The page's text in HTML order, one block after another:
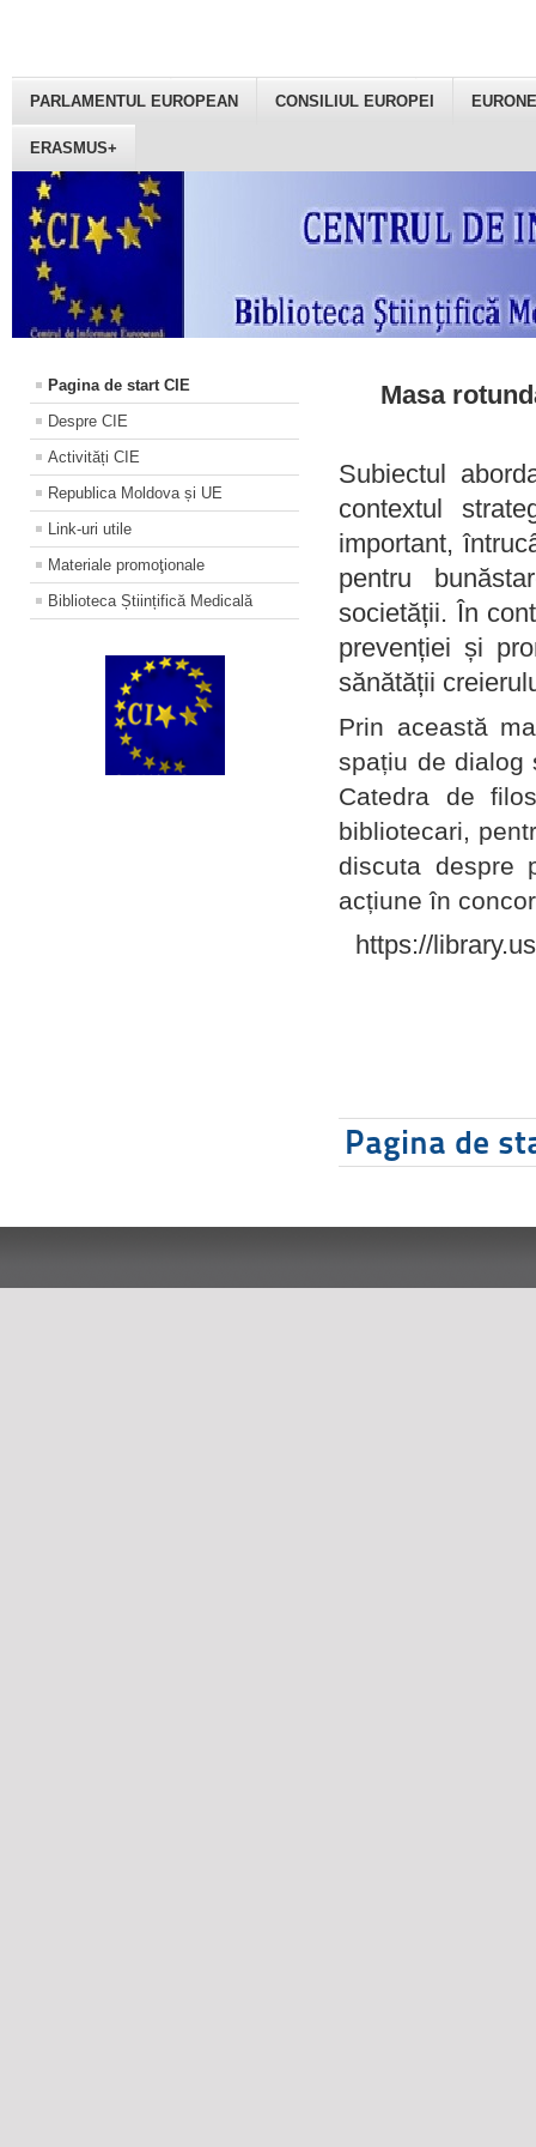
PARLAMENTUL EUROPEAN CONSILIUL EUROPEI
ERASMUS+
Pagina de start CIE
Despre CIE
Activități CIE
Republica Moldova și UE
Link-uri utile
Materiale promoţionale
Biblioteca Științifică Medicală
Masa
Subiectul
contextul
important,
pentru
societății. În
prevenției și
sănătății
Prin această
spațiu de dialog
Catedra de
bibliotecari,
discuta despre
acțiune în
https://
Pagina de